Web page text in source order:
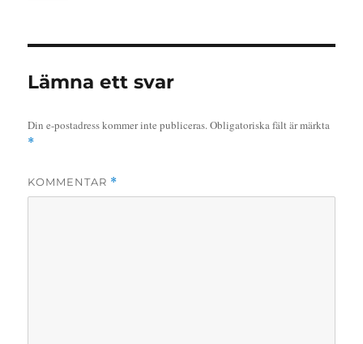
Lämna ett svar
Din e-postadress kommer inte publiceras.Obligatoriska fält är märkta
*
KOMMENTAR *